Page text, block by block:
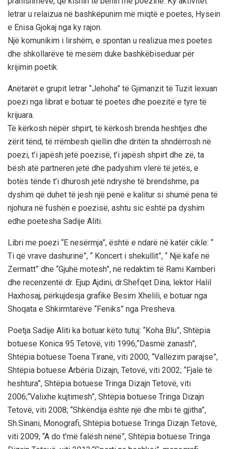
letrar u relaizua në bashkëpunim më miqtë e poetes, Hysein
e Enisa Gjokaj nga ky rajon.
Një komunikim i lirshëm, e spontan u realizua mes poetes
dhe shkollarëve të mesëm duke bashkëbiseduar për
krijimin poetik.
Anëtarët e grupit letrar “Jehoha” të Gjimanzit të Tuzit lexuan
poezi nga librat e botuar të poetes dhe poezitë e tyre të
krijuara.
Të kërkosh nëpër shpirt, të kërkosh brenda heshtjes dhe
zërit tënd, të rrëmbesh qiellin dhe dritën ta shndërrosh në
poezi, t’i japësh jetë poezisë, t’i japësh shpirt dhe zë, ta
bësh atë partneren jetë dhe padyshim vlerë të jetës, e
botës tënde t’i dhurosh jetë ndryshe të brendshme, pa
dyshim që duhet të jesh një penë e kalitur si shumë pena të
njohura në fushën e poezisë, ashtu sic është pa dyshim
edhe poetesha Sadije Aliti.
Libri me poezi “E nesërmja”, është e ndarë në katër cikle: “
Ti që vrave dashurinë”, “ Koncert i shekullit”, “ Një kafe në
Zermatt” dhe “Gjuhë motesh”, në redaktim të Rami Kamberi
dhe recenzentë dr. Ejup Ajdini, dr.Shefqet Dina, lektor Halil
Haxhosaj, përkujdesja grafike Besim Xhelili, e botuar nga
Shoqata e Shkirmtarëve “Feniks” nga Presheva.
Poetja Sadije Aliti ka botuar këto tutuj: “Koha Blu”, Shtëpia
botuese Konica 95 Tetovë, viti 1996;“Dasmë zanash”,
Shtëpia botuese Toena Tiranë, viti 2000; “Vallëzim parajse”,
Shtëpia botuese Arbëria Dizajn, Tetovë, viti 2002; “Fjalë të
heshtura”, Shtëpia botuese Tringa Dizajn Tetovë, viti
2006;“Valixhe kujtimesh”, Shtëpia botuese Tringa Dizajn
Tetovë, viti 2008; “Shkëndija është një dhe mbi të gjitha”,
Sh.Sinani, Monografi, Shtëpia botuese Tringa Dizajn Tetovë,
viti 2009; “A do t’më falësh nënë”, Shtëpia botuese Tringa